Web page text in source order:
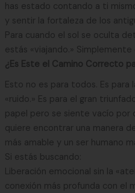
has estado contando a ti
y sentir la fortaleza de los
Para cuando el sol se oculta
estás «viajando.»
¿Es Este el Camino Correcto
Esto no es para todos. Es para
«ruido.» Es para el gran
papel pero se siente vacío por
quiere encontrar una manera
más amable y un ser humano
Si estás buscando:
Liberación emocional sin la
conexión más profunda con el